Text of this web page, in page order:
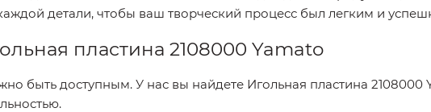
детали, чтобы ваш творческий процесс был легким и
пластина 2108000 Yamato
быть доступным. У нас вы найдете Игольная пластина 2108000